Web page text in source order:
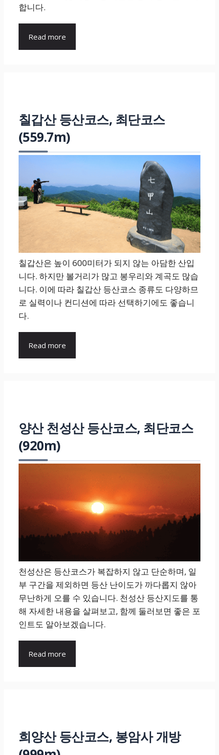
합니다.
Read more
칠갑산 등산코스, 최단코스
(559.7m)
칠갑산은 높이 600미터가 되지 않는 아담한 산입
니다. 하지만 볼거리가 많고 봉우리와 계곡도 많습
니다. 이에 따라 칠갑산 등산코스 종류도 다양하므
로 실력이나 컨디션에 따라 선택하기에도 좋습니
다.
Read more
양산 천성산 등산코스, 최단코스
(920m)
천성산은 등산코스가 복잡하지 않고 단순하며, 일
부 구간을 제외하면 등산 난이도가 까다롭지 않아
무난하게 오를 수 있습니다. 천성산 등산지도를 통
해 자세한 내용을 살펴보고, 함께 둘러보면 좋은 포
인트도 알아보겠습니다.
Read more
희양산 등산코스, 봉암사 개방